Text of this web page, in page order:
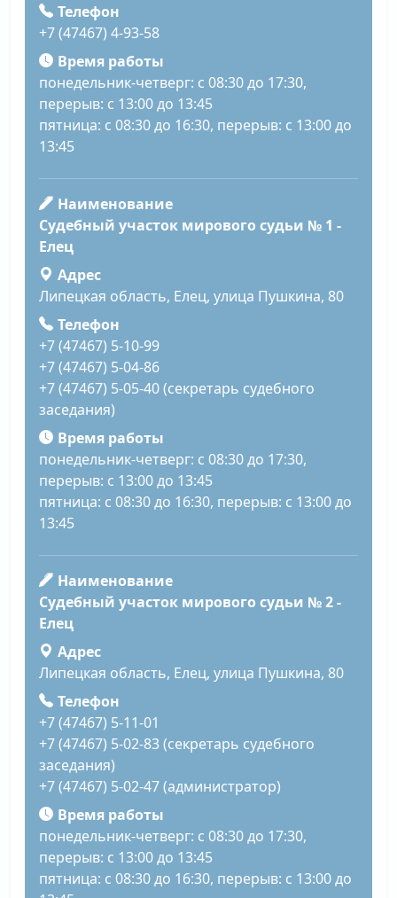
Телефон
+7 (47467) 4-93-58
Время работы
понедельник-четверг: с 08:30 до 17:30,
перерыв: с 13:00 до 13:45
пятница: с 08:30 до 16:30, перерыв: с 13:00 до
13:45
Наименование
Судебный участок мирового судьи № 1 -
Елец
Адрес
Липецкая область, Елец, улица Пушкина, 80
Телефон
+7 (47467) 5-10-99
+7 (47467) 5-04-86
+7 (47467) 5-05-40 (секретарь судебного
заседания)
Время работы
понедельник-четверг: с 08:30 до 17:30,
перерыв: с 13:00 до 13:45
пятница: с 08:30 до 16:30, перерыв: с 13:00 до
13:45
Наименование
Судебный участок мирового судьи № 2 -
Елец
Адрес
Липецкая область, Елец, улица Пушкина, 80
Телефон
+7 (47467) 5-11-01
+7 (47467) 5-02-83 (секретарь судебного
заседания)
+7 (47467) 5-02-47 (администратор)
Время работы
понедельник-четверг: с 08:30 до 17:30,
перерыв: с 13:00 до 13:45
пятница: с 08:30 до 16:30, перерыв: с 13:00 до